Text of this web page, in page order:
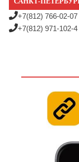
+7(812) 766-02-07
+7(812) 971-102-4